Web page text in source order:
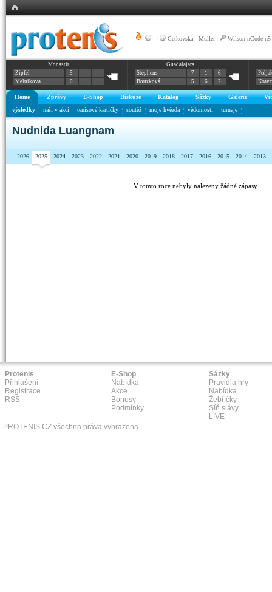
- Cetkovska - Muller| Wilson nCode n5
Monastir
Zipfel
5
Melnikova
0
Guadalajara
Stephens
7 1
6
Bouzková
5 6 2
Home Zprávy E-Shop Diskuze Katalog Sázky Galerie
výsledky
naši v akci tenisové kartičky soutěž moje hvězda vědomosti turnaje
Nudnida Luangnam
2026 2025 2024 2023 2022 2021 2020 2019 2018 2017 2016 2015 2014 2013
V tomto roce nebyly nalezeny žádné zápasy.
Protenis
Přihlášení
Registrace
RSS
E-Shop
Nabídka
Akce
Bonusy
Podmínky
Sázky
Pravidla hry
Nabídka
Žebříčky
Síň slávy
L!VE
PROTENIS.CZ všechna práva vyhrazena